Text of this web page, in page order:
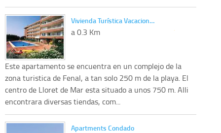
Vivienda Turística Vacacion…
a 0.3 Km
Este apartamento se encuentra en un complejo de la
zona turistica de Fenal, a tan solo 250 m de la playa. El
centro de Lloret de Mar esta situado a unos 750 m. Alli
encontrara diversas tiendas, com...
Apartments Condado